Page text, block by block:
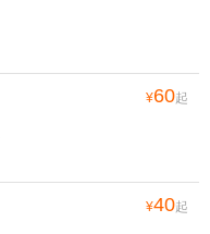
¥60起
¥40起